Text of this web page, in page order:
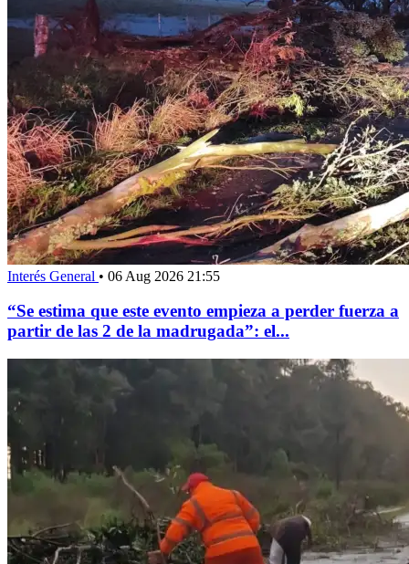
Interés General • 06 Aug 2026 21:55
“Se estima que este evento empieza a perder fuerza a
partir de las 2 de la madrugada”: el...